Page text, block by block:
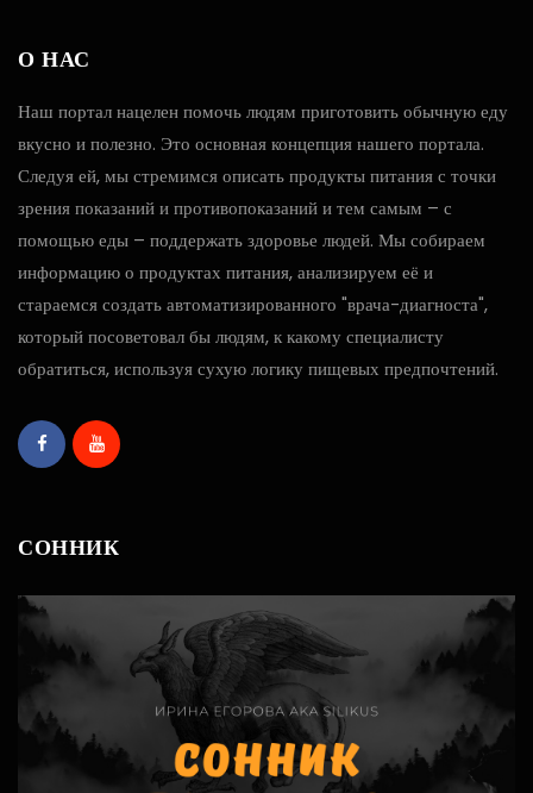
О НАС
Наш портал нацелен помочь людям приготовить обычную еду
вкусно и полезно. Это основная концепция нашего портала.
Следуя ей, мы стремимся описать продукты питания с точки
зрения показаний и противопоказаний и тем самым – с
помощью еды – поддержать здоровье людей. Мы собираем
информацию о продуктах питания, анализируем её и
стараемся создать автоматизированного "врача-диагноста",
который посоветовал бы людям, к какому специалисту
обратиться, используя сухую логику пищевых предпочтений.
СОННИК